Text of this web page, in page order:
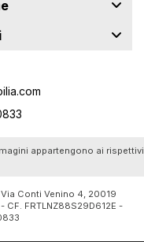
appartengono ai rispettivi
Conti Venino 4, 20019
FRTLNZ88S29D612E -